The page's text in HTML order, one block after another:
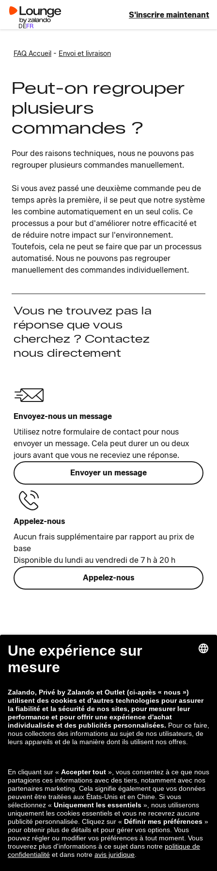
DEFR
S'inscrire maintenant
FAQ Accueil - Envoi et livraison
Peut-on regrouper
plusieurs
commandes ?
Pour des raisons techniques, nous ne pouvons pas
regrouper plusieurs commandes manuellement.
Si vous avez passé une deuxième commande peu de
temps après la première, il se peut que notre système
les combine automatiquement en un seul colis. Ce
processus a pour but d'améliorer notre efficacité et
de réduire notre impact sur l'environnement.
Toutefois, cela ne peut se faire que par un processus
automatisé. Nous ne pouvons pas regrouper
manuellement des commandes individuellement.
Vous ne trouvez pas la
réponse que vous
cherchez ? Contactez
nous directement
Envoyez-nous un message
Utilisez notre formulaire de contact pour nous
envoyer un message. Cela peut durer un ou deux
jours avant que vous ne receviez une réponse.
Envoyer un message
Appelez-nous
Aucun frais supplémentaire par rapport au prix de
base
Disponible du lundi au vendredi de 7 h à 20 h
Appelez-nous
Lounge by Zalando
Protection des données
Traitement des données
Rétractation
CGV
Carrière
Mode de paiement
Expédition et partenaire de
livraison
Retrouvez-nous aussi sur Applications mobiles